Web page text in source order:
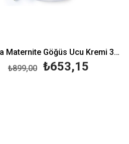
Mustela Maternite Göğüs Ucu Kremi 30 ml
₺653,15
₺899,00